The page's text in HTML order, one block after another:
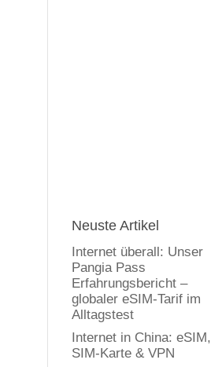
Neuste Artikel
Internet überall: Unser
Pangia Pass
Erfahrungsbericht –
globaler eSIM-Tarif im
Alltagstest
Internet in China: eSIM,
SIM-Karte & VPN